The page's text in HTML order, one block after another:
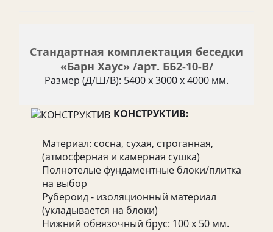
Стандартная комплектация беседки
«Барн Хаус» /арт. ББ2-10-В/
Размер (Д/Ш/В): 5400 х 3000 х 4000 мм.
КОНСТРУКТИВ:
Материал: сосна, сухая, строганная,
(атмосферная и камерная сушка)
Полнотелые фундаментные блоки/плитка
на выбор
Рубероид - изоляционный материал
(укладывается на блоки)
Нижний обвязочный брус: 100 х 50 мм.